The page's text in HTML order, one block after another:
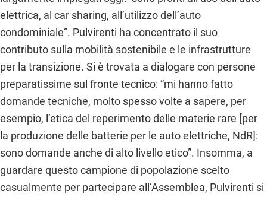
elettrica, al car sharing, all’utilizzo dell’auto
condominiale”. Pulvirenti ha concentrato il suo
contributo sulla mobilità sostenibile e le infrastrutture
per la transizione. Si è trovata a dialogare con persone
preparatissime sul fronte tecnico: “mi hanno fatto
domande tecniche, molto spesso volte a sapere, per
esempio, l’etica del reperimento delle materie rare [per
la produzione delle batterie per le auto elettriche, NdR]:
sono domande anche di alto livello etico”. Insomma, a
guardare questo campione di popolazione scelto
casualmente per partecipare all’Assemblea, Pulvirenti si